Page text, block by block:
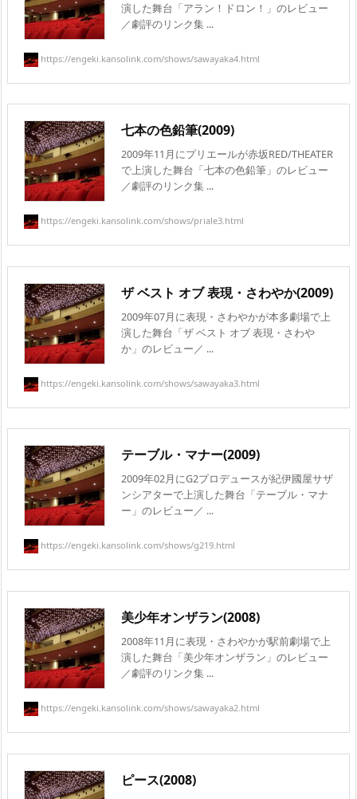
演した舞台「アラン！ドロン！」のレビュー
／劇評のリンク集 ...
https://engeki.kansolink.com/shows/sawayaka4.html
七本の色鉛筆(2009)
2009年11月にプリエールが赤坂RED/THEATER
で上演した舞台「七本の色鉛筆」のレビュー
／劇評のリンク集 ...
https://engeki.kansolink.com/shows/priale3.html
ザ ベスト オブ 表現・さわやか(2009)
2009年07月に表現・さわやかが本多劇場で上
演した舞台「ザ ベスト オブ 表現・さわや
か」のレビュー／ ...
https://engeki.kansolink.com/shows/sawayaka3.html
テーブル・マナー(2009)
2009年02月にG2プロデュースが紀伊國屋サザ
ンシアターで上演した舞台「テーブル・マナ
ー」のレビュー／ ...
https://engeki.kansolink.com/shows/g219.html
美少年オンザラン(2008)
2008年11月に表現・さわやかが駅前劇場で上
演した舞台「美少年オンザラン」のレビュー
／劇評のリンク集 ...
https://engeki.kansolink.com/shows/sawayaka2.html
ピース(2008)